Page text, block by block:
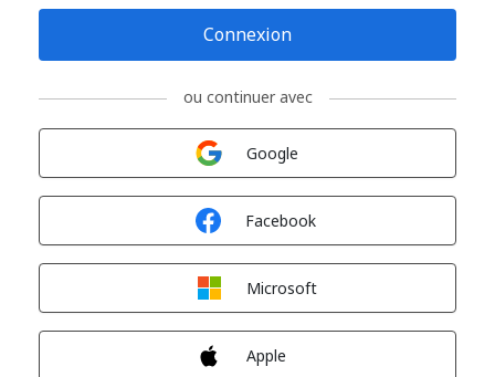
Connexion
ou continuer avec
Google
Facebook
Microsoft
Apple